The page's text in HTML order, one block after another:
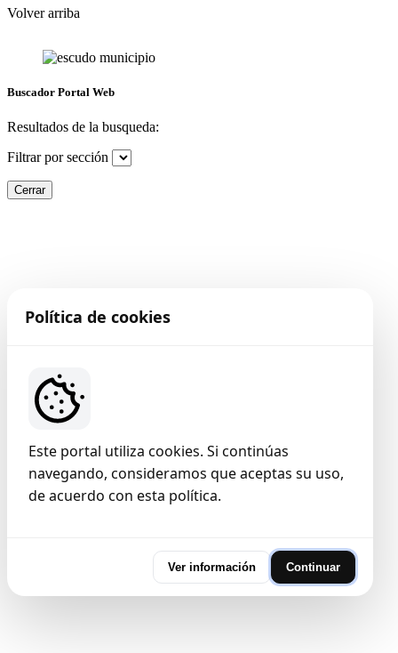
Volver arriba
Buscador Portal Web
Resultados de la busqueda:
Filtrar por sección
Cerrar
Política de cookies
Este portal utiliza cookies. Si continúas
navegando, consideramos que aceptas su uso,
de acuerdo con esta política.
Ver información Continuar